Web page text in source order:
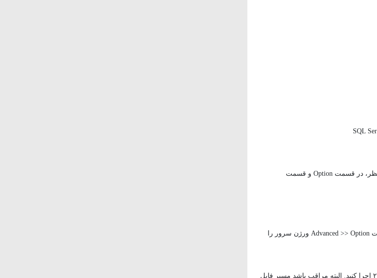
در Managment Studio 2008 در قسمت Properties مربوط به دیتابیس مورد نظر، در قسمت Option و قسمت
ابتدا یک فایل Script از دیتابیس در ۲۰۰۸ تهیه کنید. هنگام تهیه فایل در قسمت Advanced >> Option ورژن سرور را
حال فایل SQL را که معمولا در My Document ساخته میشه، در سرور ۲۰۰۵ اجرا کنید. البته مراقب باشد مسیر فایل